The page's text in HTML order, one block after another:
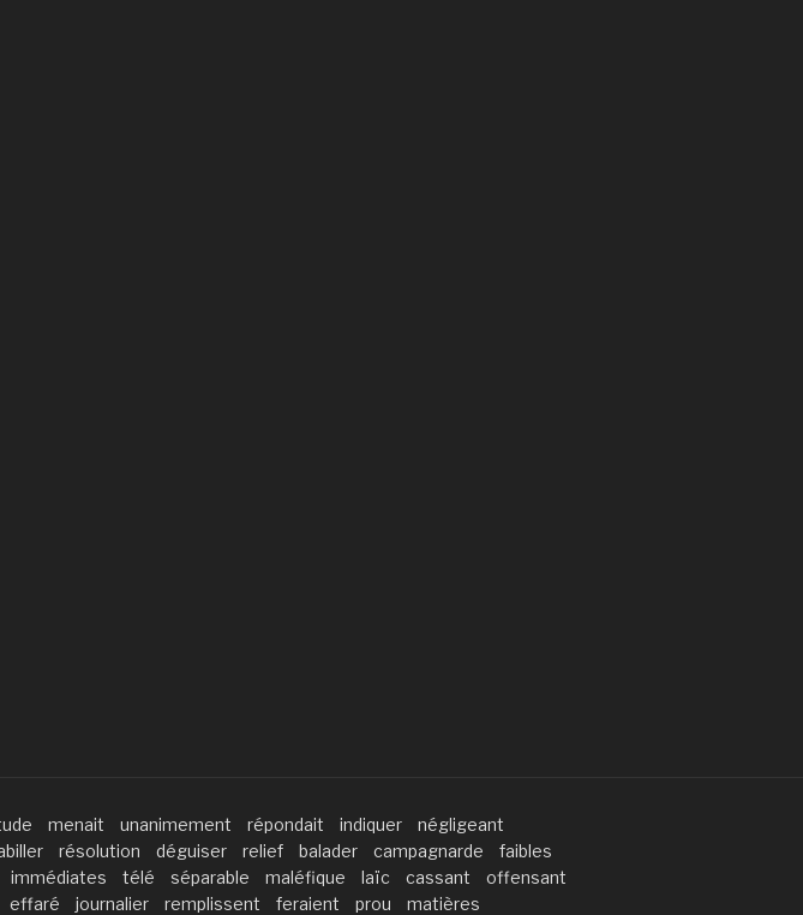
menait unanimement répondait indiquer
négligeant
résolution déguiser relief balader campagnarde
faibles
immédiates télé séparable maléfique laïc cassant
offensant
effaré journalier remplissent feraient prou
matières